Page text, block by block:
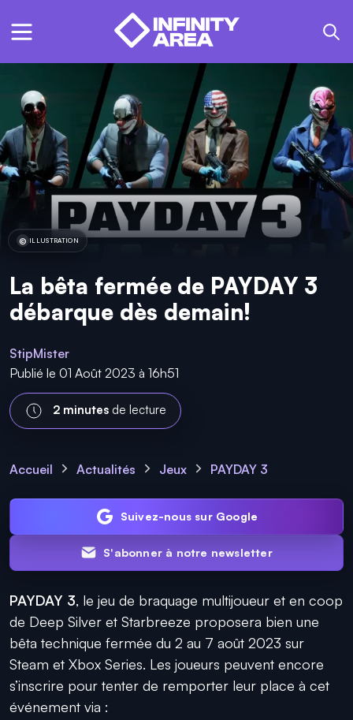
ILLUSTRATION
La bêta fermée de PAYDAY 3
débarque dès demain!
StipMister
Publié le 01 Août 2023 à 16h51
2 minutes de lecture
Accueil Actualités Jeux PAYDAY 3
Suivez-nous sur Google
S'abonner à notre newsletter
PAYDAY 3, le jeu de braquage multijoueur et en coop
de Deep Silver et Starbreeze proposera bien une
bêta technique fermée du 2 au 7 août 2023 sur
Steam et Xbox Series. Les joueurs peuvent encore
s’inscrire pour tenter de remporter leur place à cet
événement via :